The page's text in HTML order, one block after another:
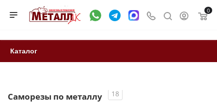
0
Каталог
Саморезы по металлу
18